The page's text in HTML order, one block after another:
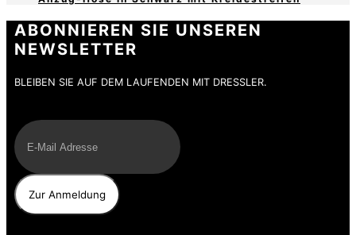
ABONNIEREN SIE UNSEREN
NEWSLETTER
BLEIBEN SIE AUF DEM LAUFENDEN MIT DRESSLER.